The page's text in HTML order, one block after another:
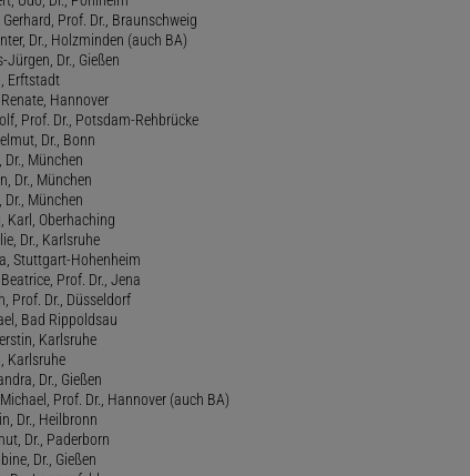
Prof. Dr., Braunschweig
Dr., Holzminden (auch BA)
Jürgen, Dr., Gießen
Erftstadt
Hannover
Prof. Dr., Potsdam-Rehbrücke
Dr., Bonn
Dr., München
Dr., München
Dr., München
Karl, Oberhaching
Dr., Karlsruhe
Stuttgart-Hohenheim
Prof. Dr., Jena
Prof. Dr., Düsseldorf
Bad Rippoldsau
Karlsruhe
Karlsruhe
Dr., Gießen
Prof. Dr., Hannover (auch BA)
Dr., Heilbronn
Dr., Paderborn
Dr., Gießen